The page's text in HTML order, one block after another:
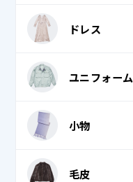
ボレロ
ポロシャツ
礼服 / 喪服
学生服
礼服 / 喪服
礼服 / 喪服
ドレス
チャイナドレス
ユニフォーム
エプロン・割烹着
クリーンスーツ
コックコート
小物
ウェディンググローブ
毛皮